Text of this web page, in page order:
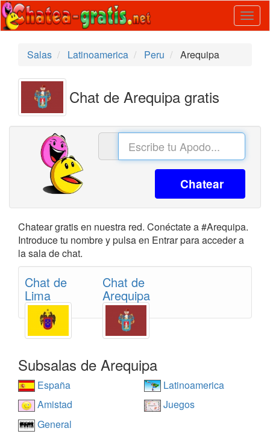
Salas
Latinoamerica Peru Arequipa
Chat de Arequipa gratis
Chatear
Chatear gratis en nuestra red. Conéctate a #Arequipa.
Introduce tu nombre y pulsa en Entrar para acceder a
la sala de chat.
Chat de
Lima
Chat de
Arequipa
Subsalas de Arequipa
España
Latinoamerica
Amistad
Juegos
General